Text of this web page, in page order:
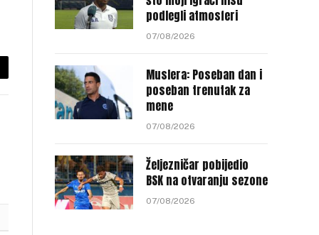
podlegli atmosferi
07/08/2026
Muslera: Poseban dan i
poseban trenutak za
mene
07/08/2026
Željezničar pobijedio
BSK na otvaranju sezone
07/08/2026